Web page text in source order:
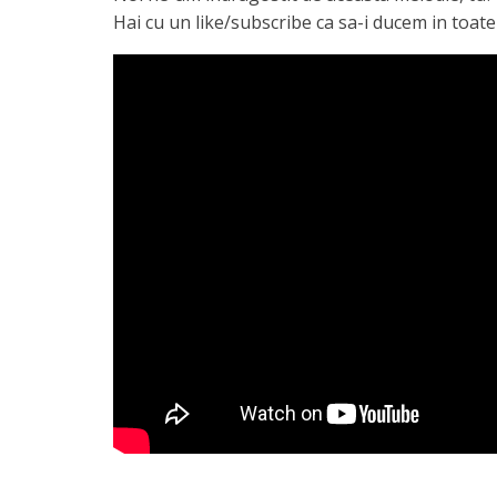
Hai cu un like/subscribe ca sa-i ducem in